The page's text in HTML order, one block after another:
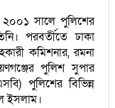
সালে পুলিশের
পরবর্তীতে ঢাকা
কমিশনার, রমনা
পুলিশ সুপার
পুলিশের বিভিন্ন
ইসলাম।